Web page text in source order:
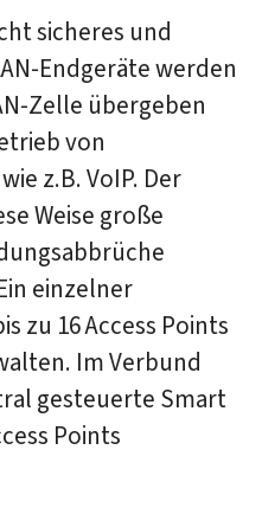
sicheres und
Endgeräte werden
Zelle übergeben
von
z.B. VoIP. Der
Weise große
einzelner
zu 16 Access Points
Im Verbund
gesteuerte Smart
Points